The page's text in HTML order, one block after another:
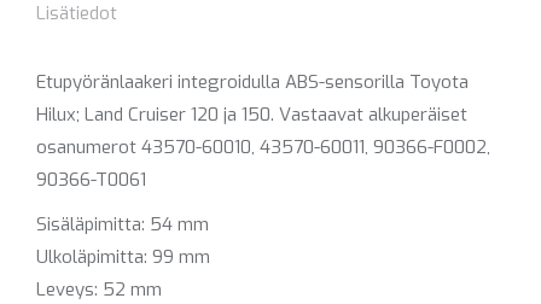
Lisätiedot
Etupyöränlaakeri integroidulla ABS-sensorilla Toyota
Hilux; Land Cruiser 120 ja 150. Vastaavat alkuperäiset
osanumerot 43570-60010, 43570-60011, 90366-F0002,
90366-T0061
Sisäläpimitta: 54 mm
Ulkoläpimitta: 99 mm
Leveys: 52 mm